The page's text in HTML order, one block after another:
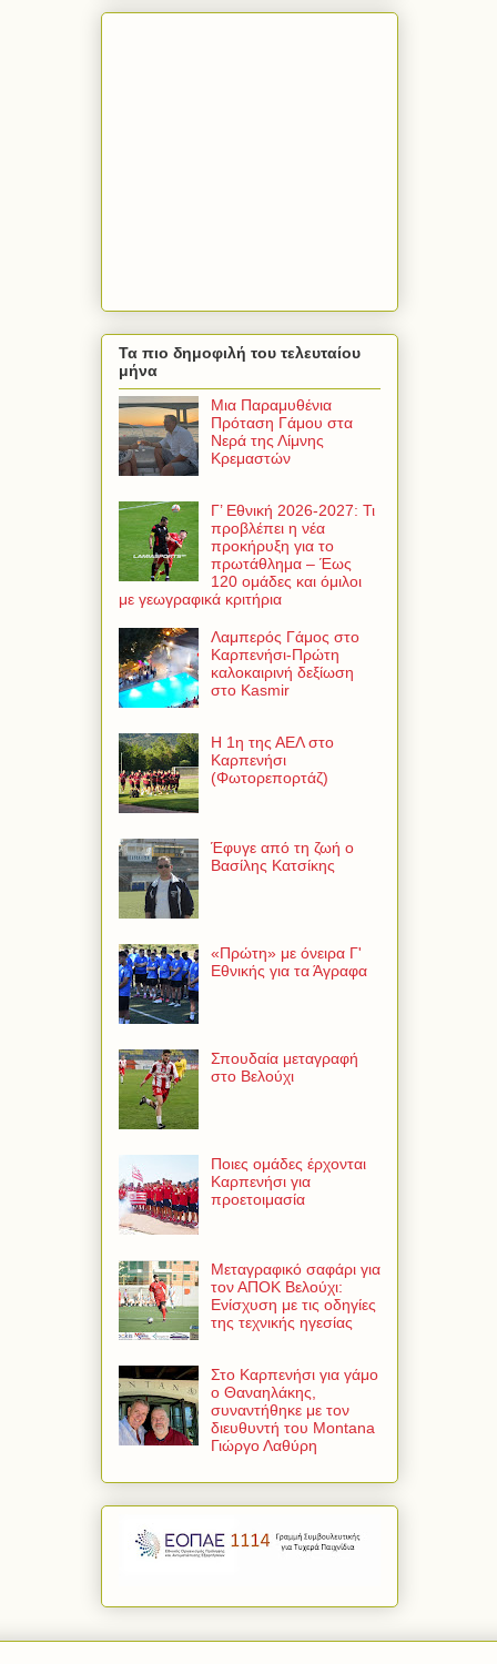
Τα πιο δημοφιλή του τελευταίου
μήνα
Μια Παραμυθένια
Πρόταση Γάμου στα
Νερά της Λίμνης
Κρεμαστών
Γ’ Εθνική 2026-2027: Τι
προβλέπει η νέα
προκήρυξη για το
πρωτάθλημα – Έως
120 ομάδες και όμιλοι
με γεωγραφικά κριτήρια
Λαμπερός Γάμος στο
Καρπενήσι-Πρώτη
καλοκαιρινή δεξίωση
στο Kasmir
Η 1η της ΑΕΛ στο
Καρπενήσι
(Φωτορεπορτάζ)
Έφυγε από τη ζωή ο
Βασίλης Κατσίκης
«Πρώτη» με όνειρα Γ'
Εθνικής για τα Άγραφα
Σπουδαία μεταγραφή
στο Βελούχι
Ποιες ομάδες έρχονται
Καρπενήσι για
προετοιμασία
Μεταγραφικό σαφάρι για
τον ΑΠΟΚ Βελούχι:
Ενίσχυση με τις οδηγίες
της τεχνικής ηγεσίας
Στο Καρπενήσι για γάμο
ο Θαναηλάκης,
συναντήθηκε με τον
διευθυντή του Montana
Γιώργο Λαθύρη